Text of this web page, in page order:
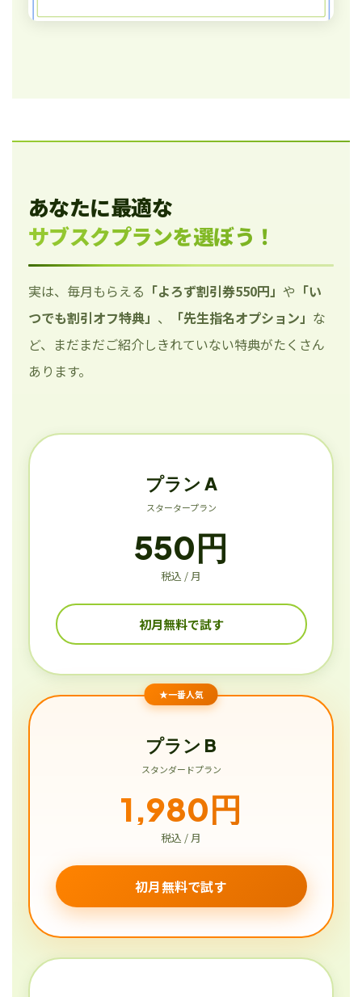
あなたに最適な
サブスクプランを選ぼう！
実は、毎月もらえる 「よろず割引券550円」 や 「い
つでも割引オフ特典」 、 「先生指名オプション」 な
ど、まだまだご紹介しきれていない特典がたくさん
あります。
プラン A
スタータープラン
550円
税込 / 月
初月無料で試す
★一番人気
プラン B
スタンダードプラン
1,980円
税込 / 月
初月無料で試す